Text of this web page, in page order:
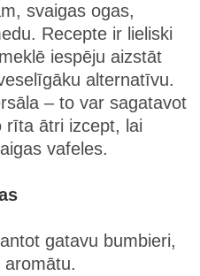
svaigas ogas,
Recepte ir lieliski
iespēju aizstāt
alternatīvu.
– to var sagatavot
rīta ātri izcept, lai
vafeles.
gatavu bumbieri,
aromātu.